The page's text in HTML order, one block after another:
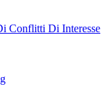
Conflitti Di Interesse